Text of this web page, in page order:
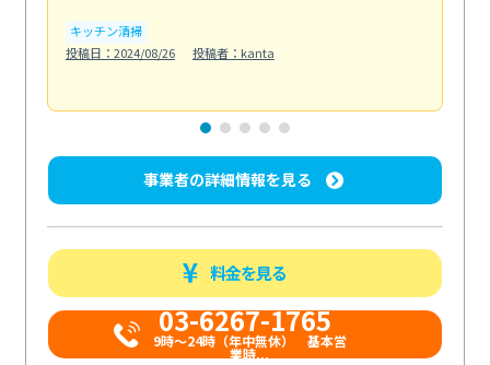
キッチン清掃
投稿日：2024/08/26
投稿者：kanta
事業者の詳細情報を見る
料金を見る
03-6267-1765
9時〜24時（年中無休） 基本営
業時...